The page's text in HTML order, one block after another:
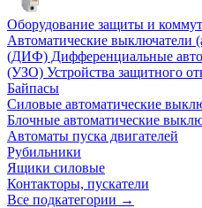
Оборудование защиты и
Автоматические выключатели
(ДИФ) Дифференциальные
(УЗО) Устройства защитного
Байпасы
Силовые автоматические
Блочные автоматические
Автоматы пуска двигателей
Рубильники
Ящики силовые
Контакторы, пускатели
Все подкатегории →